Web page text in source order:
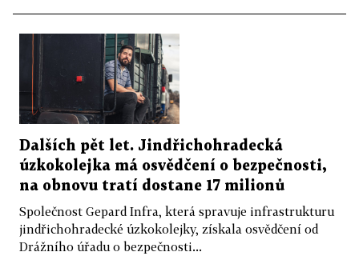
Dalších pět let. Jindřichohradecká
úzkokolejka má osvědčení o bezpečnosti,
na obnovu tratí dostane 17 milionů
Společnost Gepard Infra, která spravuje infrastrukturu
jindřichohradecké úzkokolejky, získala osvědčení od
Drážního úřadu o bezpečnosti...